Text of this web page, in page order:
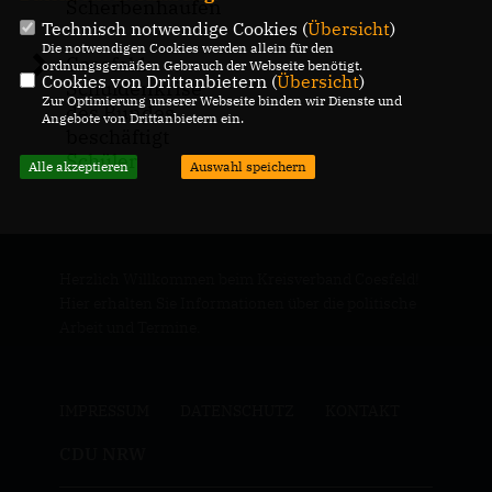
Scherbenhaufen
Coesfeld:
Schuldenkrise
des Bundes
Schüler
Technisch notwendige Cookies (Übersicht)
Die notwendigen Cookies werden allein für den
ordnungsgemäßen Gebrauch der Webseite benötigt.
Cookies von Drittanbietern (Übersicht)
Zur Optimierung unserer Webseite binden wir Dienste und
Angebote von Drittanbietern ein.
Alle akzeptieren Auswahl speichern